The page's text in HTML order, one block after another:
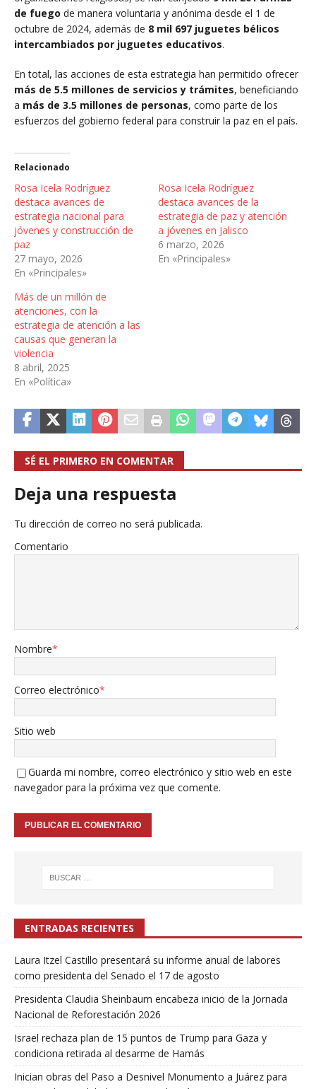
de fuego de manera voluntaria y anónima desde el 1 de
octubre de 2024, además de 8 mil 697 juguetes bélicos
intercambiados por juguetes educativos.
En total, las acciones de esta estrategia han permitido ofrecer
más de 5.5 millones de servicios y trámites, beneficiando
a más de 3.5 millones de personas, como parte de los
esfuerzos del gobierno federal para construir la paz en el país.
Relacionado
Rosa Icela Rodríguez
destaca avances de
estrategia nacional para
jóvenes y construcción de
paz
27 mayo, 2026
En «Principales»
Rosa Icela Rodríguez
destaca avances de la
estrategia de paz y atención
a jóvenes en Jalisco
6 marzo, 2026
En «Principales»
Más de un millón de
atenciones, con la
estrategia de atención a las
causas que generan la
violencia
8 abril, 2025
En «Política»
SÉ EL PRIMERO EN COMENTAR
Deja una respuesta
Tu dirección de correo no será publicada.
Comentario
Nombre*
Correo electrónico*
Sitio web
Guarda mi nombre, correo electrónico y sitio web en este
navegador para la próxima vez que comente.
ENTRADAS RECIENTES
Laura Itzel Castillo presentará su informe anual de labores
como presidenta del Senado el 17 de agosto
Presidenta Claudia Sheinbaum encabeza inicio de la Jornada
Nacional de Reforestación 2026
Israel rechaza plan de 15 puntos de Trump para Gaza y
condiciona retirada al desarme de Hamás
Inician obras del Paso a Desnivel Monumento a Juárez para